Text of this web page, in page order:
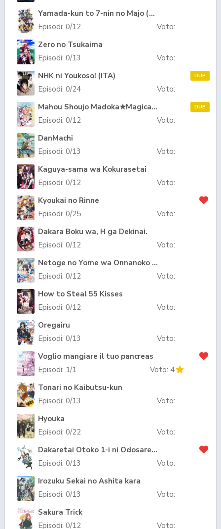
Yamada-kun to 7-nin no Majo (TV)
Voto:
Episodi: 0/12
Zero no Tsukaima
Voto:
Episodi: 0/13
NHK ni Youkoso! (ITA)
DUB
Voto:
Episodi: 0/24
Mahou Shoujo Madoka★Magica (ITA)
DUB
Voto:
Episodi: 0/12
DanMachi
Voto:
Episodi: 0/13
Kaguya-sama wa Kokurasetai
Voto:
Episodi: 0/12
Kyoukai no Rinne
Voto:
Episodi: 0/25
Dakara Boku wa, H ga Dekinai.
Voto:
Episodi: 0/12
Netoge no Yome wa Onnanoko ja Nai to Omotta?
Voto:
Episodi: 0/12
How to Steal 55 Kisses
Voto:
Episodi: 0/12
Oregairu
Voto:
Episodi: 0/13
Voglio mangiare il tuo pancreas
Voto: 4
Episodi: 1/1
Tonari no Kaibutsu-kun
Voto:
Episodi: 0/13
Hyouka
Voto:
Episodi: 0/22
Dakaretai Otoko 1-i ni Odosarete Imasu.
Voto:
Episodi: 0/13
Irozuku Sekai no Ashita kara
Voto:
Episodi: 0/13
Sakura Trick
Voto:
Episodi: 0/12